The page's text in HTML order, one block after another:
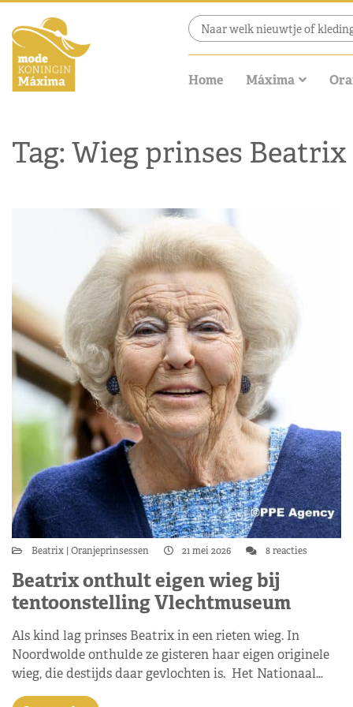
Home Máxima
Tag: Wieg prinses Beatrix
Beatrix Oranjeprinsessen 21 mei 2026 8 reacties
Beatrix onthult eigen wieg bij
tentoonstelling Vlechtmuseum
Als kind lag prinses Beatrix in een rieten wieg. In
Noordwolde onthulde ze gisteren haar eigen originele
wieg, die destijds daar gevlochten is. Het Nationaal…